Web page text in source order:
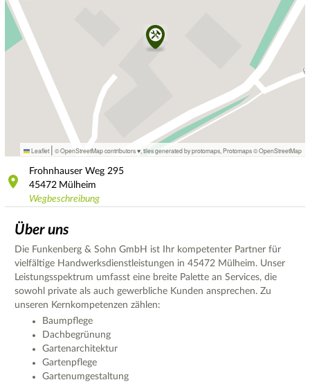
Leaflet | © OpenStreetMap contributors ♥, tiles generated by protomaps Protomaps©OpenStreetMap
Frohnhauser Weg 295
45472 Mülheim
Wegbeschreibung
Über uns
Die Funkenberg & Sohn GmbH ist Ihr kompetenter Partner für
vielfältige Handwerksdienstleistungen in 45472 Mülheim. Unser
Leistungsspektrum umfasst eine breite Palette an Services, die
sowohl private als auch gewerbliche Kunden ansprechen. Zu
unseren Kernkompetenzen zählen:
Baumpflege
Dachbegrünung
Gartenarchitektur
Gartenpflege
Gartenumgestaltung